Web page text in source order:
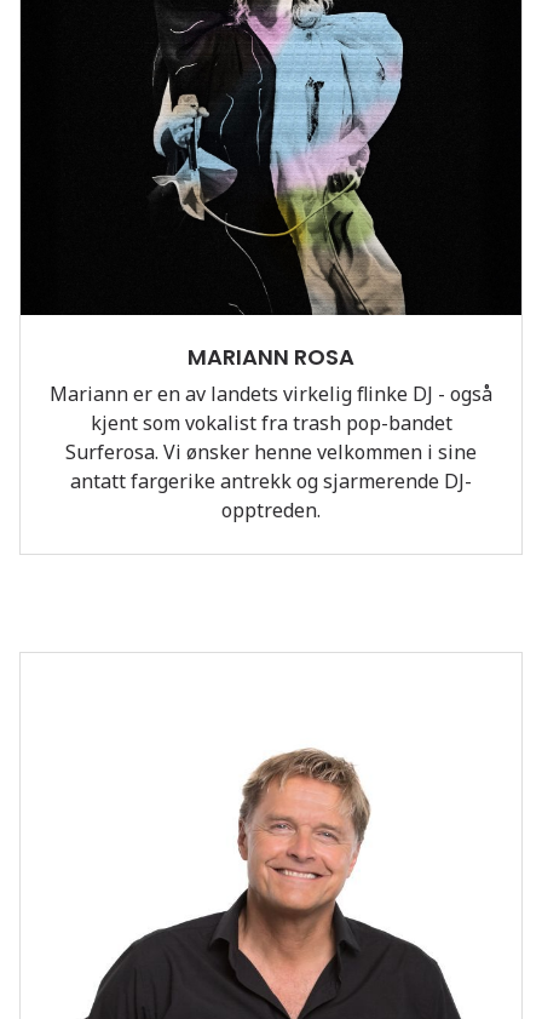
MARIANN ROSA
Mariann er en av landets virkelig flinke DJ - også
kjent som vokalist fra trash pop-bandet
Surferosa. Vi ønsker henne velkommen i sine
antatt fargerike antrekk og sjarmerende DJ-
opptreden.